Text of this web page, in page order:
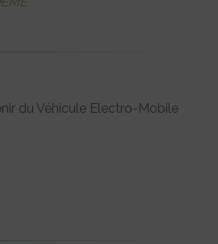
du Véhicule Electro-Mobile